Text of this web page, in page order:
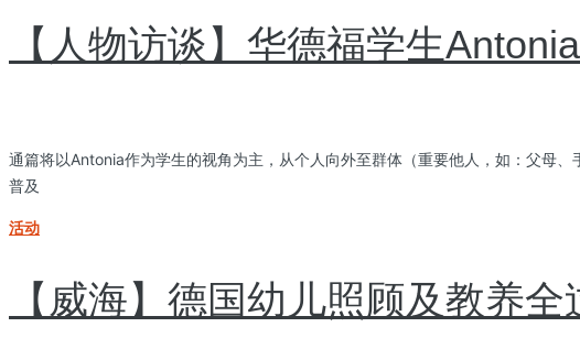
【人物访谈】华德福学生
通篇将以Antonia作为学生的视角为主，从个人向外至群体（重要他人，如：父母
普及
活动
【威海】德国幼儿照顾及教养